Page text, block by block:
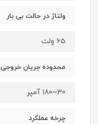
ولتاژ در حالت بی بار
65 ولت
محدوده جریان خروجی
30~180 آمپر
چرخه عملکرد